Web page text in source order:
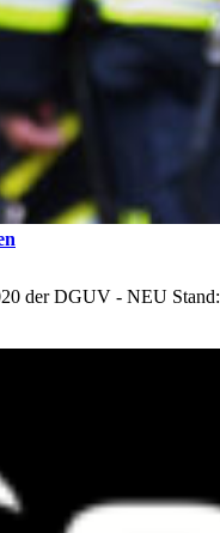
der DGUV - NEU